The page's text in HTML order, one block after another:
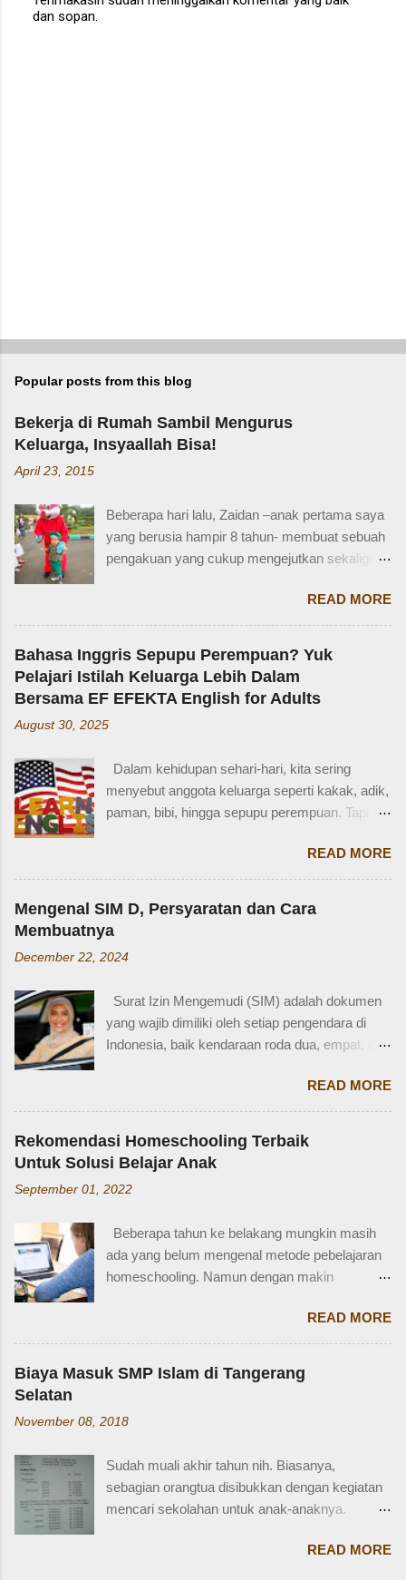
P
dan sopan.
Popular posts from this blog
Bekerja di Rumah Sambil Mengurus
Keluarga, Insyaallah Bisa!
April 23, 2015
Beberapa hari lalu, Zaidan –anak pertama saya
yang berusia hampir 8 tahun- membuat sebuah
pengakuan yang cukup mengejutkan sekaligus
Zaidan: “Mi, waktu kakak kecil, kakak pernah
ditinggal beli sayur sama mba. Waktu itu
kakaknya lagi tidur. Terus kakak nangis. Sama
tetangga, kakak diajak main dan dipinjami
mainan.” Saya langsung memberondong Zaidan
dengan berbagai pertanyaan. Mbak yang
mana? Tetangga yang mana? Kejadiannya
tidak ingat detailnya. Ayau, mungkin juga dia
terkejut juga dengan reaksi saya. Bagaimana
tidak terkejut. Saya taksir usia Zaidan sekitar
Zaidan duduk di bangku TK, saya sudah tidak
bekerja di luar rumah. Meniggalkan anak usia
segitu, sendiri di rumah, tentu saja saya terkejut.
Memang beli sayur tak lama, 5 atau 10 menit
mungkin selesai kalau tidak antri. Tapi,
orang yang punya kese...
READ MORE
Bahasa Inggris Sepupu Perempuan? Yuk
Pelajari Istilah Keluarga Lebih Dalam
Bersama EF EFEKTA English for Adults
August 30, 2025
Dalam kehidupan sehari-hari, kita sering
menyebut anggota keluarga seperti kakak, adik,
paman, bibi, hingga sepupu perempuan. Tapi
bahasa Inggris? Salah satu contoh yang
menarik adalah bahasa Inggris sepupu
perempuan . Banyak orang mungkin tahu kata
"cousin", tapi tahukah kamu bahwa sepupu
female cousin? Memahami kosakata keluarga
percakapan santai, tetapi juga saat menulis,
traveling, bahkan dalam lingkungan kerja
internasional. Mengenal istilah keluarga akan
memperkenalkan diri atau menceritakan silsilah
keluarga. Contohnya, dalam bahasa Inggris:
Ayah = Father Ibu = Mother Kakak laki-laki =
Older brother Adik perempuan = Younger sister
Paman = Uncle Bibi = Aunt Sepupu perempuan
Seringkali, kita hanya menggunakan "cousin"
tanpa membed...
READ MORE
Mengenal SIM D, Persyaratan dan Cara
Membuatnya
December 22, 2024
Surat Izin Mengemudi (SIM) adalah dokumen
yang wajib dimiliki oleh setiap pengendara di
Indonesia, baik kendaraan roda dua, empat, dan
salah satunya adalah SIM D. Karena tidak
terlalu populer, banyak yang bertanya SIM D
untuk pengendara apa ya? Mengenal SIM D,
Persayaratan dan Cara Membuatnya
Berdasarkan webstite resmi humas.polri.go.id,
SIM D khusus dibuat untuk pengendara dengan
Disabiltas juga adalah manusia biasa yang
berhak berkendara untuk melakukan
aktifitasnya seperti mencari nafkah, menuntut
memfasilitasi dengan SIM khusus sesuai
dengan yang dibutuhkan. SIM D yang berlaku di
Indonesia dibagi menjadi dua macam yaitu SIM
SIM C, dan SIM D1 untuk pengendara mobil
dengan Perpol Nomor 5 Tahun 2021 mengenai
jenis SIM D yang belaku di Indonesia....
READ MORE
Rekomendasi Homeschooling Terbaik
Untuk Solusi Belajar Anak
September 01, 2022
Beberapa tahun ke belakang mungkin masih
ada yang belum mengenal metode pebelajaran
homeschooling. Namun dengan makin
ini, homeschooling jadi makin dikenal dan
bahkan diminati. Homeschooling merupakan
salah satu metode belajar yang sudah mulai tak
asing sekarang dan menjadi pilihan sebagian
Homeschooling adalah model pendidikan
punya tugas dan tanggung jawab penting
sebagai pengawas dan pemberi materi untuk
anak sesuai denagn minat, potensi dan bakat
kelebihan dibanding sekolah konvensional dan
READ MORE
Biaya Masuk SMP Islam di Tangerang
Selatan
November 08, 2018
Sudah muali akhir tahun nih. Biasanya,
sebagian orangtua disibukkan dengan kegiatan
mencari sekolahan untuk anak-anaknya.
swasta, sudah mulai membuka pendaftaran di
READ MORE